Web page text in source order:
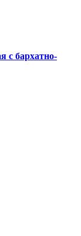
с бархатно-